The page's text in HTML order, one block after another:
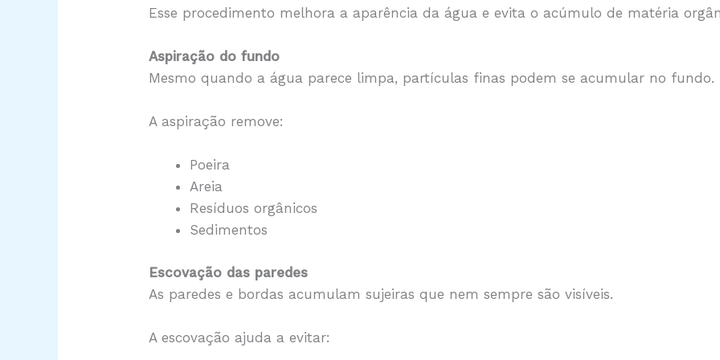
Esse procedimento melhora a aparência da água e evita o acúmulo de matéria
Aspiração do fundo
Mesmo quando a água parece limpa, partículas finas podem se acumular no fundo.
A aspiração remove:
Poeira
Areia
Resíduos orgânicos
Sedimentos
Escovação das paredes
As paredes e bordas acumulam sujeiras que nem sempre são visíveis.
A escovação ajuda a evitar: